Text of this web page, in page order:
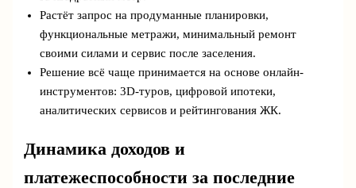
Растёт запрос на продуманные планировки,
функциональные метражи, минимальный ремонт
своими силами и сервис после заселения.
Решение всё чаще принимается на основе онлайн-
инструментов: 3D-туров, цифровой ипотеки,
аналитических сервисов и рейтингования ЖК.
Динамика доходов и
платежеспособности за последние